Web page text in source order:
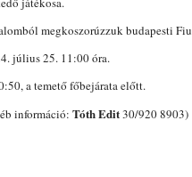
10:50
-
11:30)
megkoszorúzzuk budapesti
július 25. 11:00 óra.
a temető főbejárata előtt.
információ: Tóth Edit30/920 8903)